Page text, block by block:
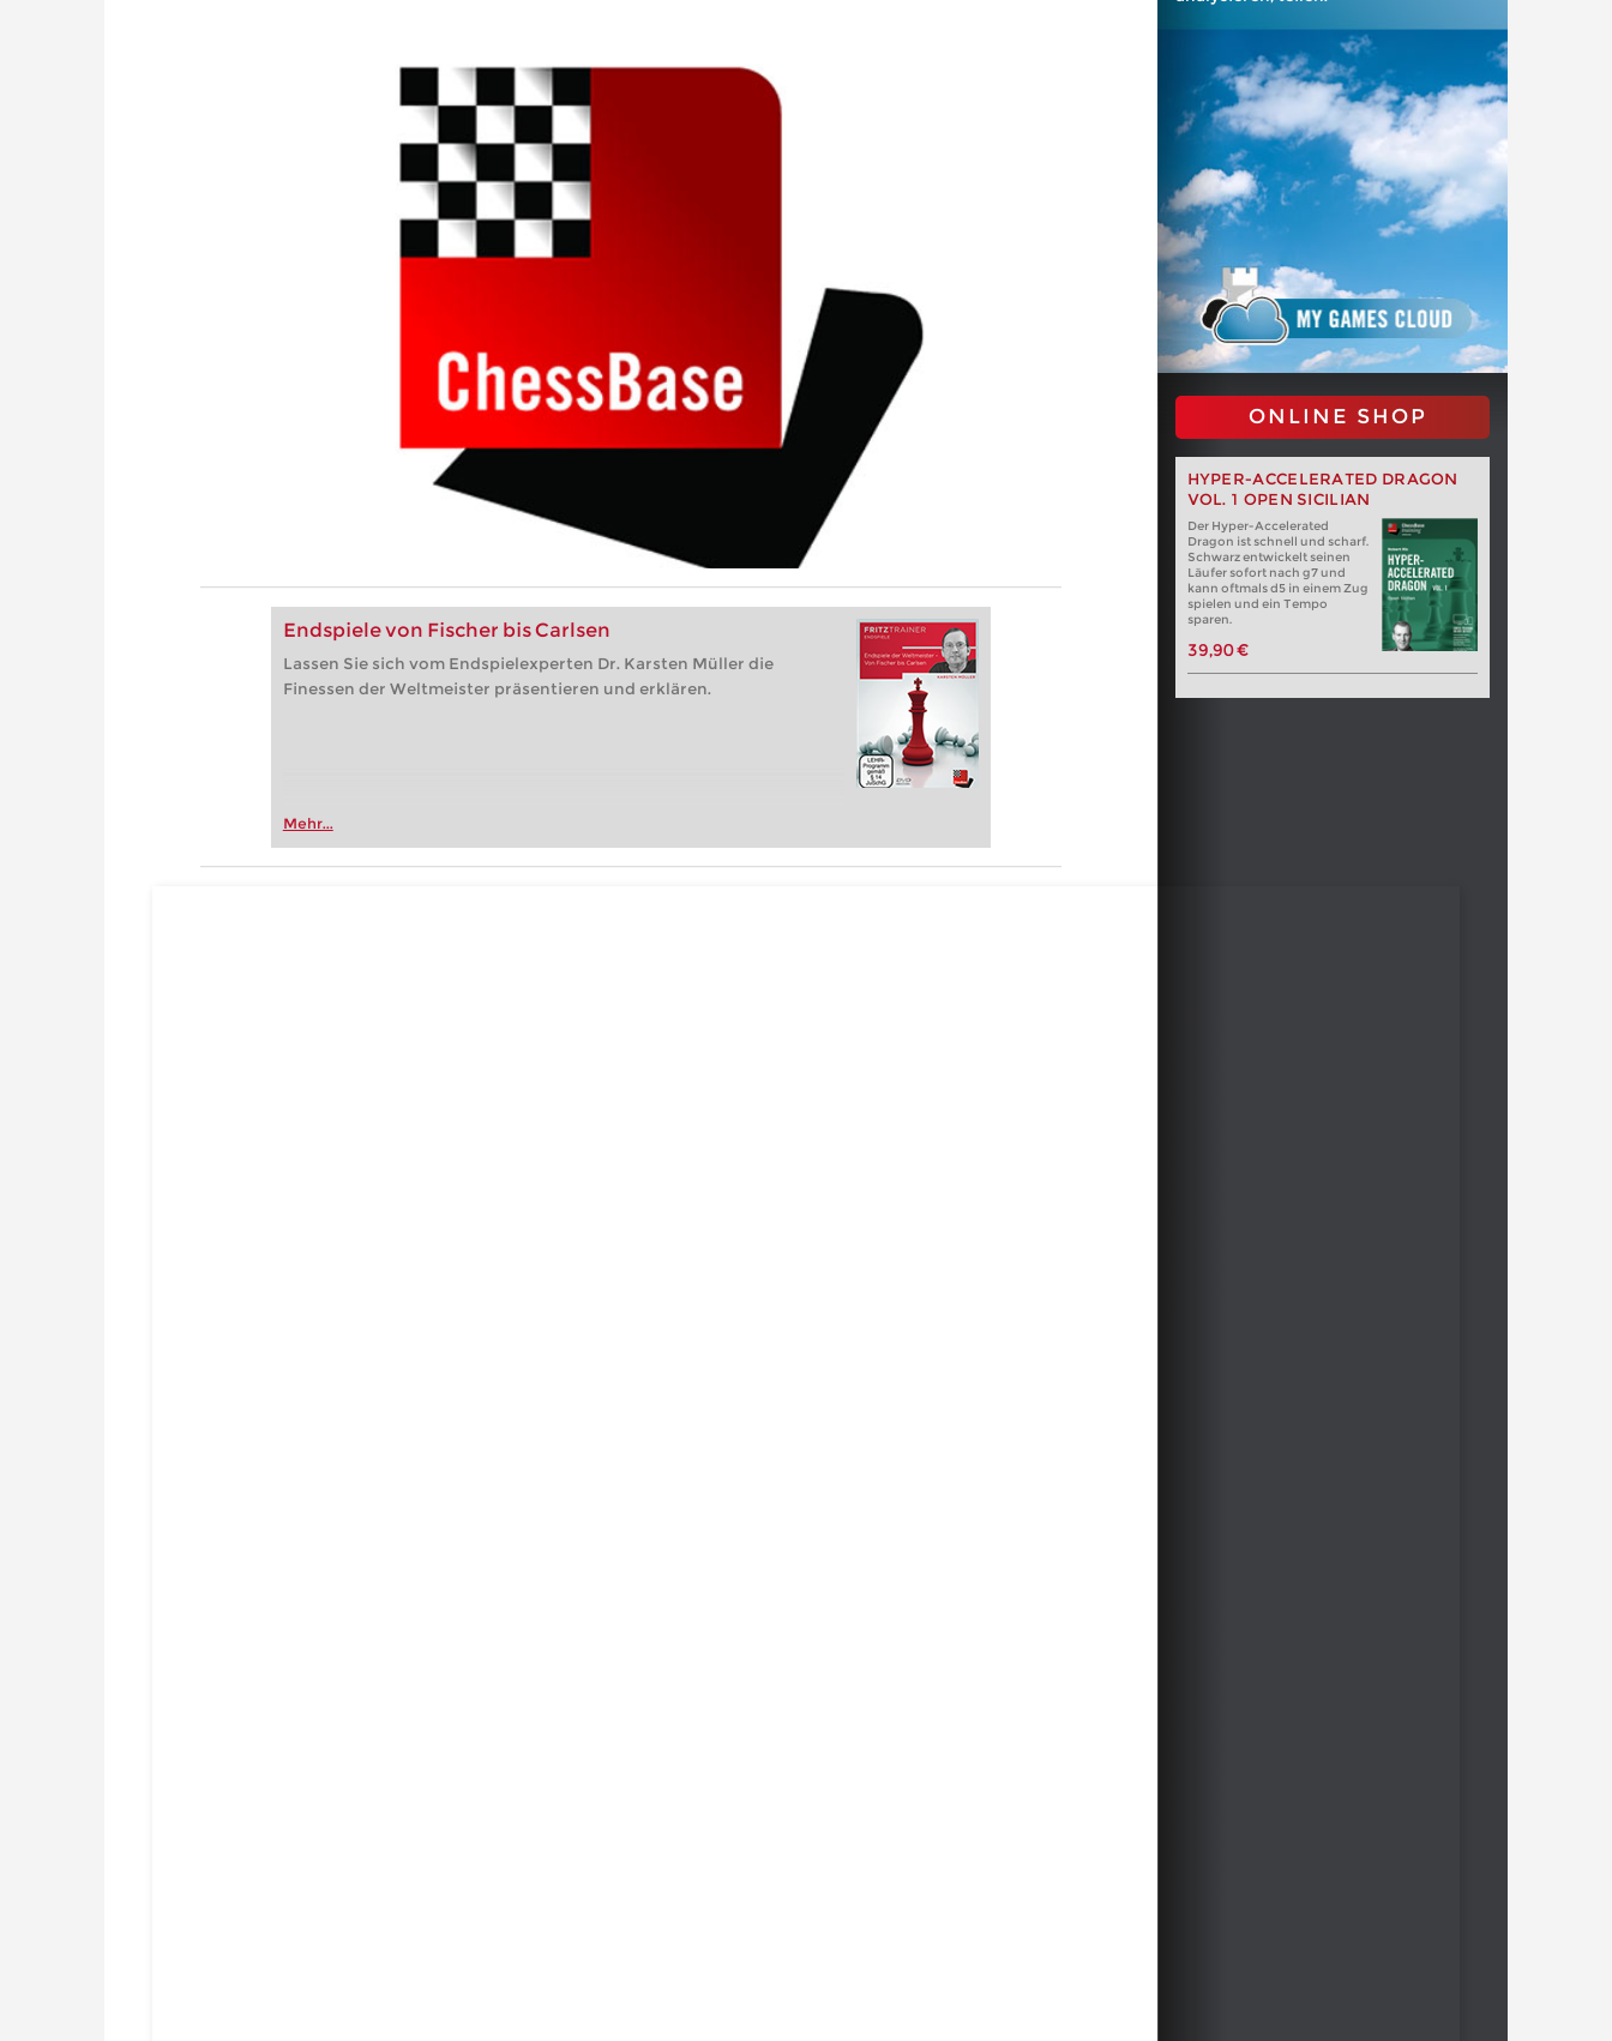
Endspiele von Fischer bis Carlsen
Lassen Sie sich vom Endspielexperten Dr. Karsten Müller die
Finessen der Weltmeister präsentieren und erklären.
Mehr...
ONLINE SHOP
HYPER-ACCELERATED DRAGON
VOL. 1 OPEN SICILIAN
Der Hyper-Accelerated
Dragon ist schnell und scharf.
Schwarz entwickelt seinen
Läufer sofort nach g7 und
kann oftmals d5 in einem Zug
spielen und ein Tempo
sparen.
39,90 €